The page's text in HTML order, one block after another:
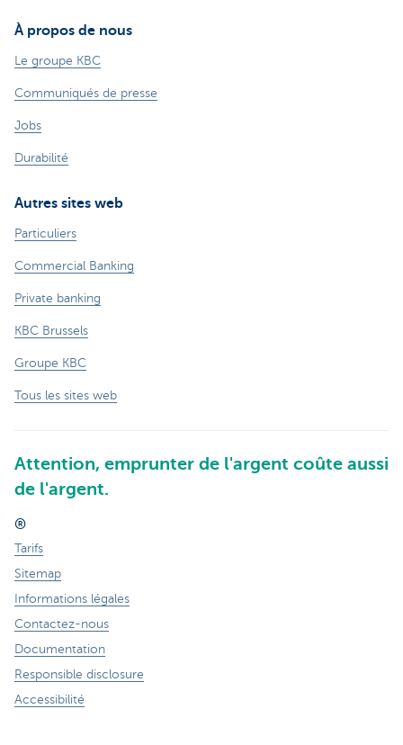
À propos de nous
Le groupe KBC
Communiqués de presse
Jobs
Durabilité
Autres sites web
Particuliers
Commercial Banking
Private banking
KBC Brussels
Groupe KBC
Tous les sites web
Attention, emprunter de l'argent coûte aussi
de l'argent.
®
Tarifs
Sitemap
Informations légales
Contactez-nous
Documentation
Responsible disclosure
Accessibilité